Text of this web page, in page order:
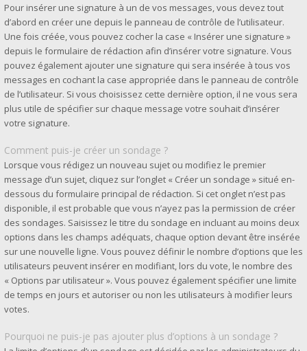
Pour insérer une signature à un de vos messages, vous devez tout
d’abord en créer une depuis le panneau de contrôle de l’utilisateur.
Une fois créée, vous pouvez cocher la case « Insérer une signature »
depuis le formulaire de rédaction afin d’insérer votre signature. Vous
pouvez également ajouter une signature qui sera insérée à tous vos
messages en cochant la case appropriée dans le panneau de contrôle
de l’utilisateur. Si vous choisissez cette dernière option, il ne vous sera
plus utile de spécifier sur chaque message votre souhait d’insérer
votre signature.
Comment puis-je créer un sondage ?
Lorsque vous rédigez un nouveau sujet ou modifiez le premier
message d’un sujet, cliquez sur l’onglet « Créer un sondage » situé en-
dessous du formulaire principal de rédaction. Si cet onglet n’est pas
disponible, il est probable que vous n’ayez pas la permission de créer
des sondages. Saisissez le titre du sondage en incluant au moins deux
options dans les champs adéquats, chaque option devant être insérée
sur une nouvelle ligne. Vous pouvez définir le nombre d’options que les
utilisateurs peuvent insérer en modifiant, lors du vote, le nombre des
« Options par utilisateur ». Vous pouvez également spécifier une limite
de temps en jours et autoriser ou non les utilisateurs à modifier leurs
votes.
Pourquoi ne puis-je pas ajouter plus d’options à un sondage ?